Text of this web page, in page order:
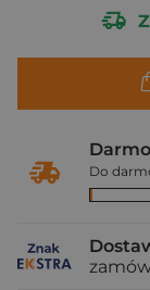
Do